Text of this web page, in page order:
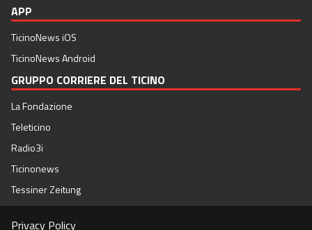
APP
TicinoNews iOS
TicinoNews Android
GRUPPO CORRIERE DEL TICINO
La Fondazione
Teleticino
Radio3i
Ticinonews
Tessiner Zeitung
Privacy Policy